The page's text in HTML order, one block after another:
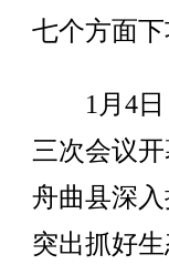
七个方面下
1月4日
三次会议
舟曲县深
突出抓好